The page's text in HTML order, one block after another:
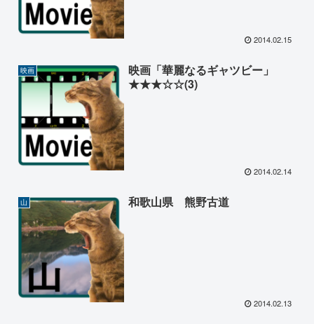
2014.02.15
映画
映画「華麗なるギャツビー」
★★★☆☆(3)
2014.02.14
山 和歌山県 熊野古道
2014.02.13